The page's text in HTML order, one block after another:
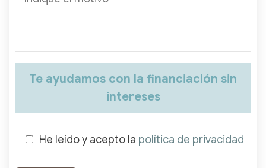
Te ayudamos con la financiación sin
intereses
He leído y acepto la política de privacidad